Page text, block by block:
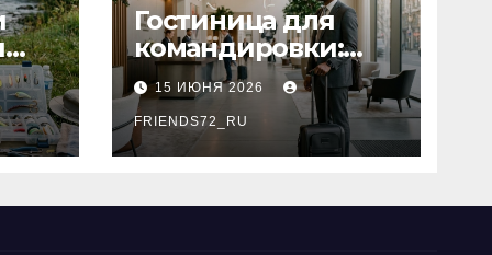
Гостиница для
командировки:
основные
критерии выбора
15 ИЮНЯ 2026
FRIENDS72_RU